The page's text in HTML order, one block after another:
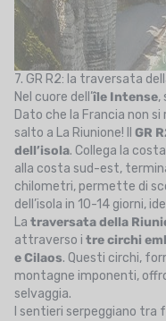
7. GR R2: la traversata
Nel cuore dell’île Intense,
Dato che la Francia non
salto a La Riunione! Il GR
dell’isola. Collega la
alla costa sud-est,
chilometri, permette di
dell’isola in 10-14 giorni,
La traversata della
attraverso i tre circhi
e Cilaos. Questi circhi,
montagne imponenti,
selvaggia.
I sentieri serpeggiano